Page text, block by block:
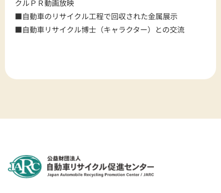
クルＰＲ動画放映
■自動車のリサイクル工程で回収された金属展示
■自動車リサイクル博士（キャラクター）との交流